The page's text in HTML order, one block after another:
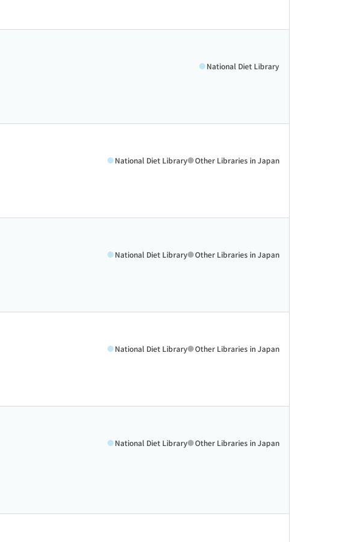
National Diet Library
National Diet Library Other Libraries in Japan
National Diet Library Other Libraries in Japan
National Diet Library Other Libraries in Japan
National Diet Library Other Libraries in Japan